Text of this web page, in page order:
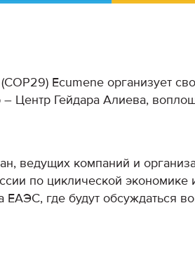
Ecumene организует
Центр Гейдара Алиева,
ведущих компаний и
по циклической экономике
где будут обсуждаться